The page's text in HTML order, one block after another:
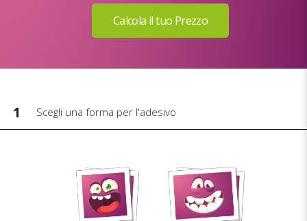
1 Scegli una forma per l'adesivo